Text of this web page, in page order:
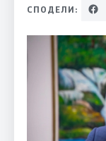
СПОДЕЛИ: